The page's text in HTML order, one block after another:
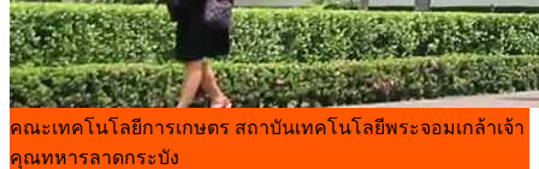
คณะเทคโนโลยีการเกษตร สถาบันเทคโนโลยีพระจอมเกล้าเจ้า
คุณทหารลาดกระบัง